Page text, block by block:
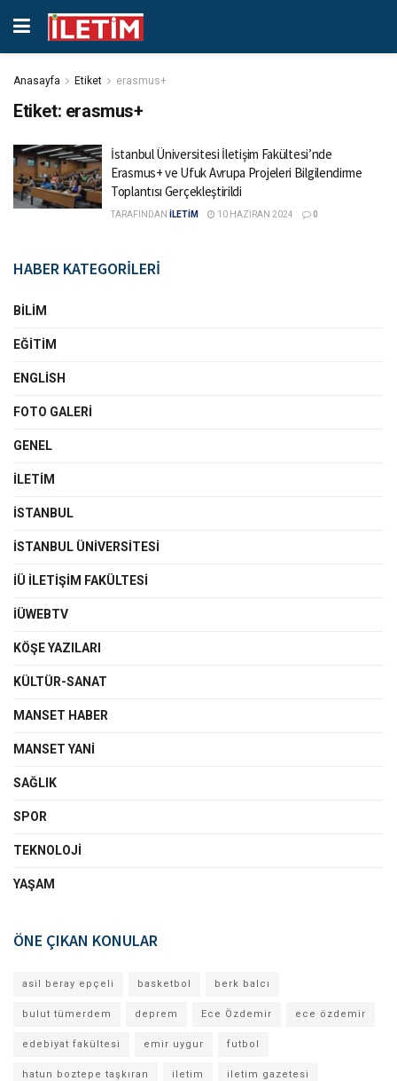
Anasayfa Etiket erasmus+
Etiket: erasmus+
İstanbul Üniversitesi İletişim Fakültesi’nde
Erasmus+ ve Ufuk Avrupa Projeleri Bilgilendirme
Toplantısı Gerçekleştirildi
TARAFINDAN İLETİM 10 HAZIRAN 2024 0
HABER KATEGORİLERİ
BILIM
EĞITIM
ENGLISH
FOTO GALERI
GENEL
İLETIM
İSTANBUL
İSTANBUL ÜNIVERSITESI
İÜ İLETIŞIM FAKÜLTESI
İÜWEBTV
KÖŞE YAZILARI
KÜLTÜR-SANAT
MANSET HABER
MANSET YANI
SAĞLIK
SPOR
TEKNOLOJI
YAŞAM
ÖNE ÇIKAN KONULAR
asil beray epçeli basketbol berk balcı
bulut tümerdem deprem Ece Özdemir ece özdemir
edebiyat fakültesi emir uygur futbol
hatun boztepe taşkıran iletim iletim gazetesi